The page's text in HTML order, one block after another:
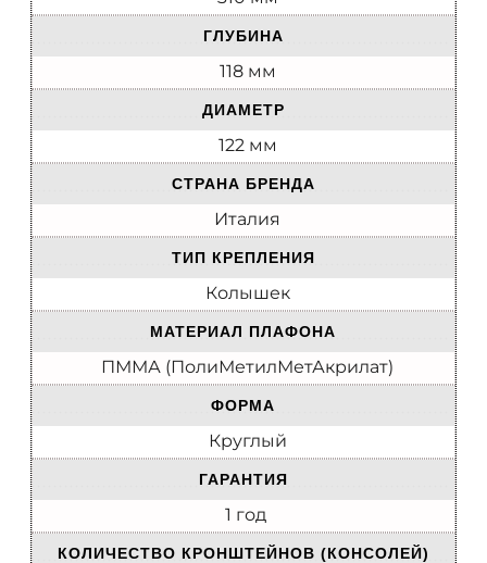
ГЛУБИНА
118 мм
ДИАМЕТР
122 мм
СТРАНА БРЕНДА
Италия
ТИП КРЕПЛЕНИЯ
Колышек
МАТЕРИАЛ ПЛАФОНА
ПММА (ПолиМетилМетАкрилат)
ФОРМА
Круглый
ГАРАНТИЯ
1 год
КОЛИЧЕСТВО КРОНШТЕЙНОВ (КОНСОЛЕЙ)